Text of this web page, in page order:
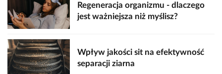
Regeneracja organizmu - dlaczego
jest ważniejsza niż myślisz?
Wpływ jakości sit na efektywność
separacji ziarna